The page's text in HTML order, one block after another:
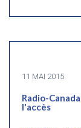
11 MAI 2015
Radio-
l'accès